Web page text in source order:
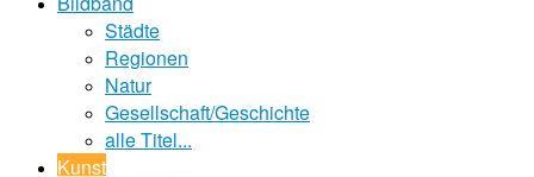
Städte
Regionen
Natur
Gesellschaft/Geschichte
alle Titel...
Kunst